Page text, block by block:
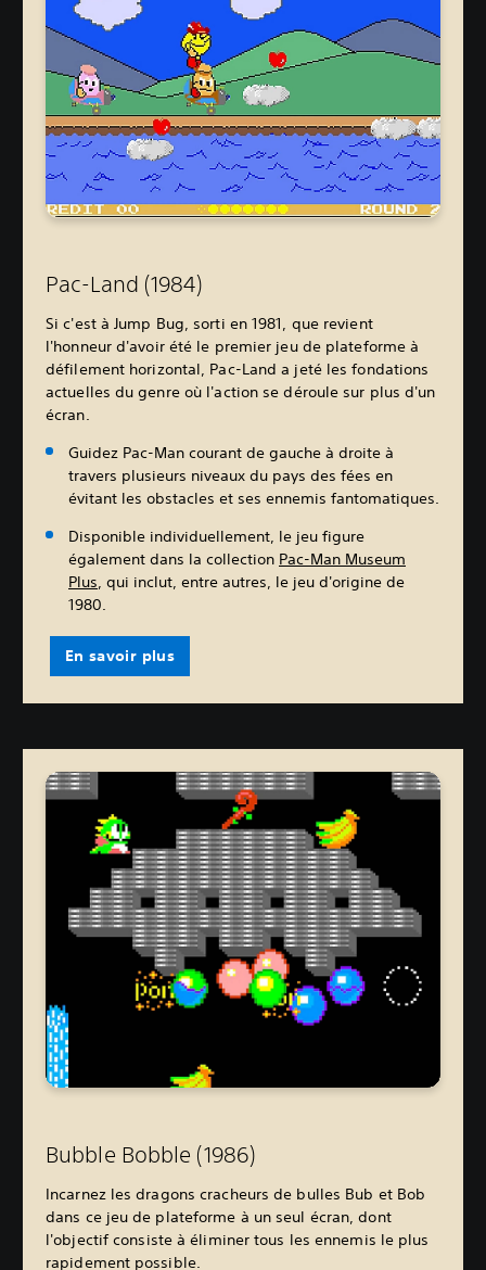
Pac-Land (1984)
Si c'est à Jump Bug, sorti en 1981, que revient
l'honneur d'avoir été le premier jeu de plateforme à
défilement horizontal, Pac-Land a jeté les fondations
actuelles du genre où l'action se déroule sur plus d'un
écran.
Guidez Pac-Man courant de gauche à droite à
travers plusieurs niveaux du pays des fées en
évitant les obstacles et ses ennemis fantomatiques.
Disponible individuellement, le jeu figure
également dans la collection Pac-Man Museum
Plus, qui inclut, entre autres, le jeu d'origine de
1980.
En savoir plus
Bubble Bobble (1986)
Incarnez les dragons cracheurs de bulles Bub et Bob
dans ce jeu de plateforme à un seul écran, dont
l'objectif consiste à éliminer tous les ennemis le plus
rapidement possible.